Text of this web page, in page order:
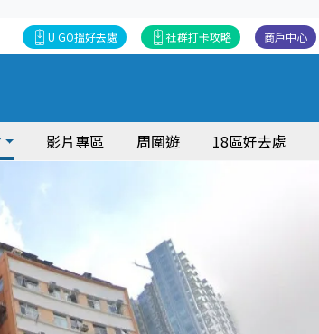
商戶中心
社群打卡攻略
U GO搵好去處
影片專區 周圍遊 18區好去處